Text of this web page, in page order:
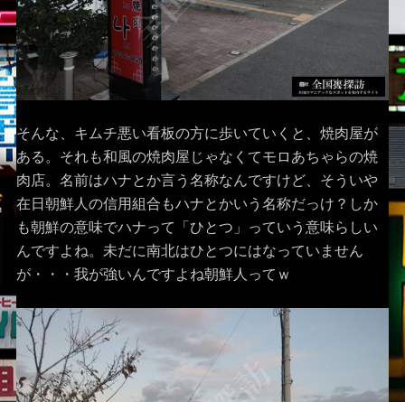
そんな、キムチ悪い看板の方に歩いていくと、焼肉屋が
ある。それも和風の焼肉屋じゃなくてモロあちゃらの焼
肉店。名前はハナとか言う名称なんですけど、そういや
在日朝鮮人の信用組合もハナとかいう名称だっけ？しか
も朝鮮の意味でハナって「ひとつ」っていう意味らしい
んですよね。未だに南北はひとつにはなっていません
が・・・我が強いんですよね朝鮮人ってｗ